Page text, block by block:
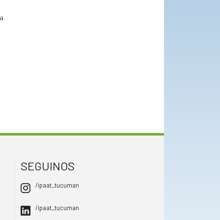
SEGUINOS
/ipaat_tucuman
/ipaat_tucuman